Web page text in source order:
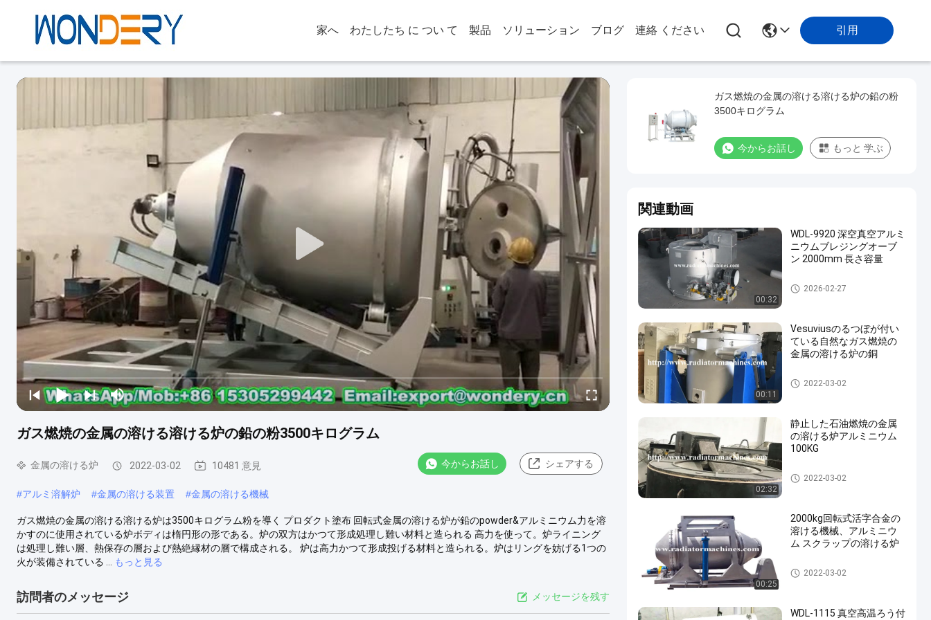
家へ わたしたち に つい て 製品 ソリューション ブログ 連絡 ください 引用
ガス燃焼の金属の溶ける溶ける炉の鉛の粉3500キログラム
金属の溶ける炉 2022-03-02 10481 意見 今からお話し シェアする
#アルミ溶解炉 #金属の溶ける装置 #金属の溶ける機械
ガス燃焼の金属の溶ける溶ける炉は3500キログラム粉を導く プロダクト塗布 回転式金属の溶ける炉が鉛のpowder&アルミニウム力を溶
かすのに使用されている炉ボディは楕円形の形である。炉の双方はかつて形成処理し難い材料と造られる 高力を使って。炉ライニング
は処理し難い層、熱保存の層および熱絶縁材の層で構成される。 炉は高力かつて形成投げる材料と造られる。炉はリングを妨げる1つの
火が装備されている ...
もっと見る
訪問者のメッセージ メッセージを残す
ガス燃焼の金属の溶ける溶ける炉の鉛の粉
3500キログラム
今からお話し もっと 学ぶ
関連動画
00:32
WDL-9920 深空真空アルミ
ニウムブレジングオーブ
ン 2000mm 長さ容量
金属の溶ける炉
2026-02-27
00:11
Vesuviusのるつぼが付い
ている自然なガス燃焼の
金属の溶ける炉の銅
金属の溶ける炉
2022-03-02
02:32
静止した石油燃焼の金属
の溶ける炉アルミニウム
100KG
金属の溶ける炉
2022-03-02
00:25
2000kg回転式活字合金の
溶ける機械、アルミニウ
ム スクラップの溶ける炉
金属の溶ける炉
2022-03-02
WDL-1115 真空高温ろう付